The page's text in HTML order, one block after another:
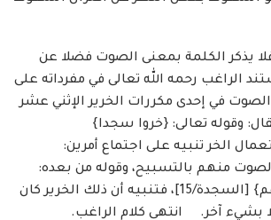
فلا يذكر الكلمة بمعنى الصوت فضلا عن
الراغب رحمه الله تعالى في مفرداته على
الصوت في إحدى مكررات الخرير الإثني عشر
وقوله تعالى: {خروا سجدا}
فاستعمال الخر تنبيه على اجتماع أمرين:
منهم بالتسبيح، وقوله من بعده:
{وسبحوا بحمد ربهم} [السجدة/15]، فتنبيه أن ذلك الخرير كان
بشيء آخر. انتهى كلام الراغب.